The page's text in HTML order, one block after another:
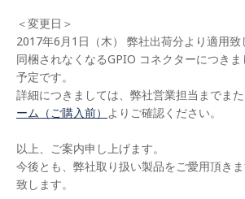
＜変更日＞
2017年6月1日（木） 弊社出荷分より適用致
同梱されなくなるGPIO コネクターにつき
予定です。
詳細につきましては、弊社営業担当までま
ーム（ご購入前） よりご確認ください。
以上、ご案内申し上げます。
今後とも、弊社取り扱い製品をご愛用頂き
致します。